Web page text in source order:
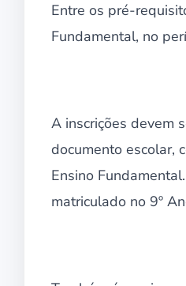
Entre os pré-
Fundamental, no
A inscrições devem
documento escolar,
Ensino
matriculado no 9º